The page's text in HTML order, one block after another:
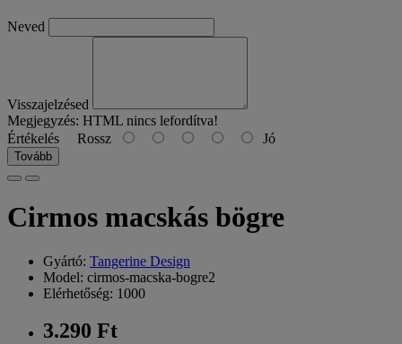
Neved
Visszajelzésed
Megjegyzés: HTML nincs lefordítva!
Értékelés Rossz Jó
Tovább
Cirmos macskás bögre
Gyártó: Tangerine Design
Model: cirmos-macska-bogre2
Elérhetőség: 1000
3.290 Ft